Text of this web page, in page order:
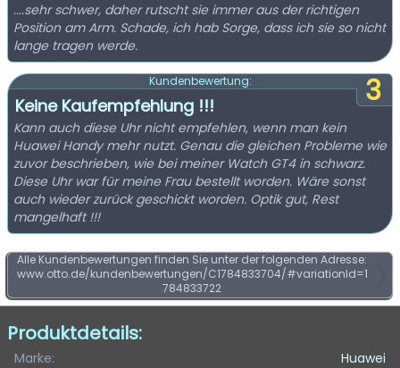
....sehr schwer, daher rutscht sie immer aus der richtigen
Position am Arm. Schade, ich hab Sorge, dass ich sie so nicht
lange tragen werde.
3
Kundenbewertung:
Keine Kaufempfehlung !!!
Kann auch diese Uhr nicht empfehlen, wenn man kein
Huawei Handy mehr nutzt. Genau die gleichen Probleme wie
zuvor beschrieben, wie bei meiner Watch GT4 in schwarz.
Diese Uhr war für meine Frau bestellt worden. Wäre sonst
auch wieder zurück geschickt worden. Optik gut, Rest
mangelhaft !!!
Alle Kundenbewertungen finden Sie unter der folgenden Adresse:
www.otto.de/kundenbewertungen/C1784833704/#variationId=1
784833722
Produktdetails:
Marke:
Huawei